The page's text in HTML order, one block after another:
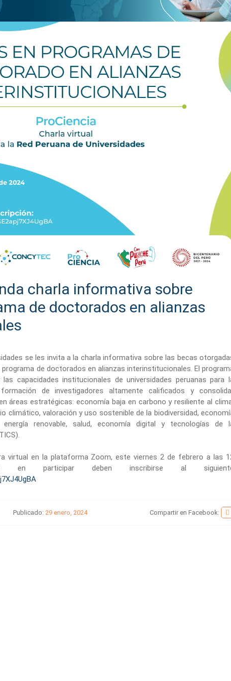
charla informativa sobre
de doctorados en alianzas
se les invita a la charla informativa sobre las becas
programa de doctorados en alianzas interinstitucionales. El
capacidades institucionales de universidades peruanas para
de investigadores altamente calificados y
áreas estratégicas: economía baja en carbono y resiliente al
climático, valoración y uso sostenible de la biodiversidad,
energía renovable, salud, economía digital y tecnologías de
virtual en la plataforma Zoom, este viernes 2 de febrero a las
en participar deben inscribirse al
Publicado: 29 enero, 2024 Compartir en Facebook: